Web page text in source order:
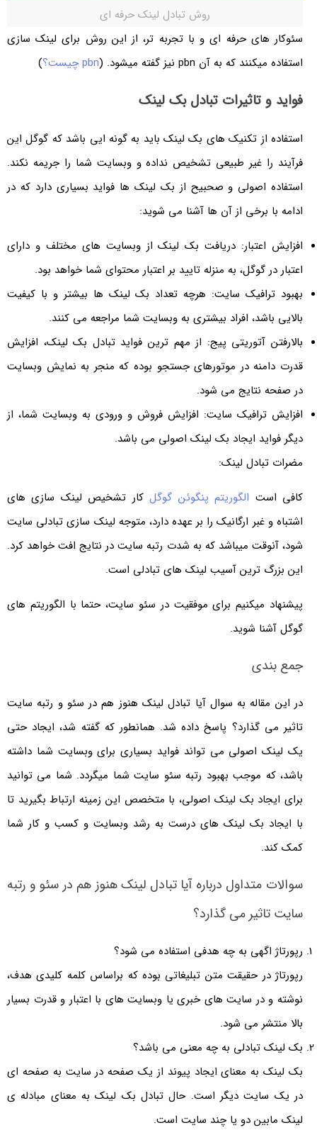
روش تبادل لینک حرفه ای
سئوکار های حرفه ای و با تجربه تر، از این روش برای لینک سازی
استفاده میکنند که به آن pbn نیز گفته میشود. (
pbn چیست؟ )
فواید و تاثیرات تبادل بک لینک
استفاده از تکنیک های بک لینک باید به گونه ایی باشد که گوگل این
فرآیند را غیر طبیعی تشخیص نداده و وبسایت شما را جریمه نکند.
استفاده اصولی و صحبیح از بک لینک ها فواید بسیاری دارد که در
ادامه با برخی از آن ها آشنا می شوید:
افزایش اعتبار: دریافت بک لینک از وبسایت های مختلف و دارای
اعتبار در گوگل، به منزله تایید بر اعتبار محتوای شما خواهد بود.
بهبود ترافیک سایت: هرچه تعداد بک لینک ها بیشتر و با کیفیت
بالایی باشد، افراد بیشتری به وبسایت شما مراجعه می کنند.
بالارفتن آتوریتی پیج: از مهم ترین فواید تبادل بک لینک، افزایش
قدرت دامنه در موتورهای جستجو بوده که منجر به نمایش وبسایت
در صفحه نتایج می شود.
افزایش ترافیک سایت: افزایش فروش و ورودی به وبسایت شما، از
دیگر فواید ایجاد بک لینک اصولی می باشد.
مضرات تبادل لینک:
کافی است الگوریتم پنگوئن گوگلکار تشخیص لینک سازی های
اشتباه و غبر ارگانیک را بر عهده دارد، متوجه لینک سازی تبادلی سایت
شود، آنوقت میباشد که به شدت رتبه سایت در نتایج افت خواهد کرد.
این بزرگ ترین آسیب لینک های تبادلی است.
پیشنهاد میکنیم برای موفقیت در سئو سایت، حتما با الگوریتم های
گوگل آشنا شوید.
جمع بندی
در این مقاله به سوال آیا تبادل لینک هنوز هم در سئو و رتبه سایت
تاثیر می گذارد؟ پاسخ داده شد. همانطور که گفته شد، ایجاد حتی
یک لینک اصولی می تواند فواید بسیاری برای وبسایت شما داشته
باشد، که موجب بهبود رتبه سئو سایت شما میگردد. شما می توانید
برای ایجاد بک لینک اصولی، با متخصص این زمینه ارتباط بگیرید تا
با ایجاد بک لینک های درست به رشد وبسایت و کسب و کار شما
کمک کند.
سوالات متداول درباره آیا تبادل لینک هنوز هم در سئو و رتبه
سایت تاثیر می گذارد؟
رپورتاژ اگهی به چه هدفی استفاده می شود؟
رپورتاژ در حقیقت متن تبلیغاتی بوده که براساس کلمه کلیدی هدف،
نوشته و در سایت های خبری یا وبسایت های با اعتبار و قدرت بسیار
بالا منتشر می شود.
بک لینک تبادلی به چه معنی می باشد؟
بک لینک به معنای ایجاد پیوند از یک صفحه در سایت به صفحه ای
در یک سایت دیگر است. حال تبادل بک لینک به معنای مبادله ی
لینک مابین دو یا چند سایت است.